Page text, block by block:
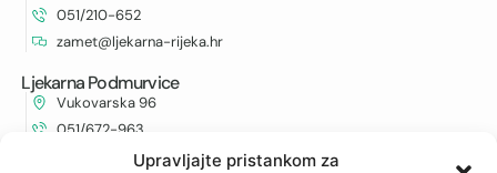
Upravljajte pristankom za
051/210-652
zamet@ljekarna-rijeka.hr
Ljekarna Podmurvice
Vukovarska 96
051/672-963
vukovarska@ljekarna-rijeka.hr